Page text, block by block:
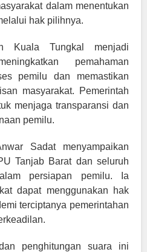
dalam menentukan
hak pilihnya.
Kuala Tungkal menjadi
pemahaman
pemilu dan memastikan
masyarakat. Pemerintah
menjaga transparansi dan
pemilu.
Sadat menyampaikan
Tanjab Barat dan seluruh
persiapan pemilu. Ia
dapat menggunakan hak
terciptanya pemerintahan
penghitungan suara ini